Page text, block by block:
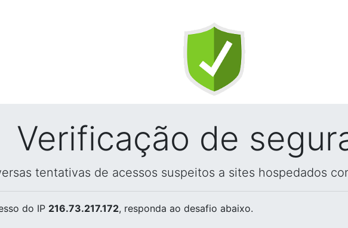
Verificação de
tentativas de acessos suspeitos a sites hospedados
do IP 216.73.217.172, responda ao desafio abaixo.